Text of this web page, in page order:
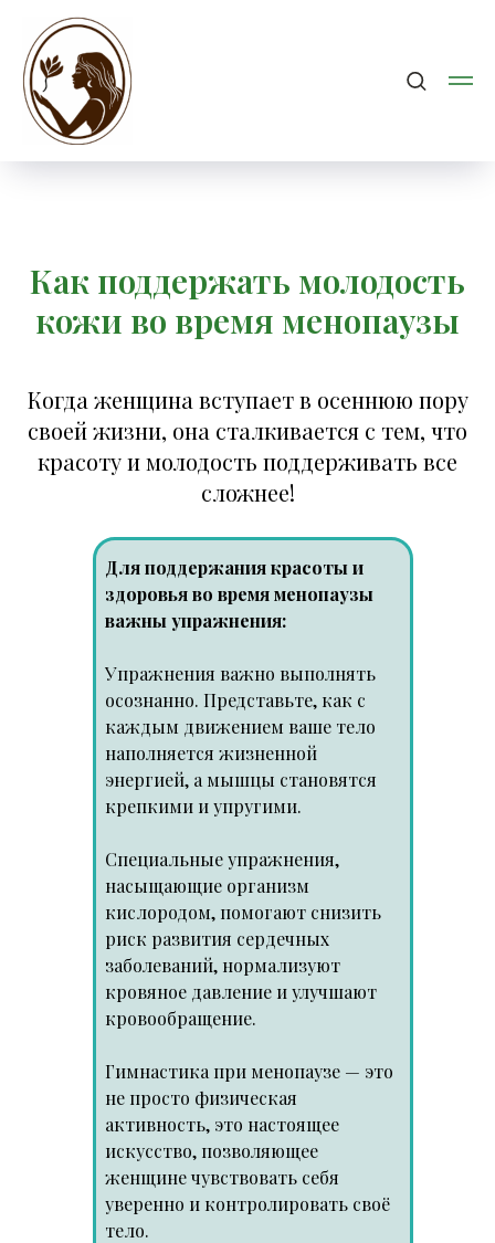
Как поддержать молодость
кожи во время менопаузы
Когда женщина вступает в осеннюю пору
своей жизни, она сталкивается с тем, что
красоту и молодость поддерживать все
сложнее!
Для поддержания красоты и
здоровья во время менопаузы
важны упражнения:
Упражнения важно выполнять
осознанно. Представьте, как с
каждым движением ваше тело
наполняется жизненной
энергией, а мышцы становятся
крепкими и упругими.
Специальные упражнения,
насыщающие организм
кислородом, помогают снизить
риск развития сердечных
заболеваний, нормализуют
кровяное давление и улучшают
кровообращение.
Гимнастика при менопаузе — это
не просто физическая
активность, это настоящее
искусство, позволяющее
женщине чувствовать себя
уверенно и контролировать своё
тело.